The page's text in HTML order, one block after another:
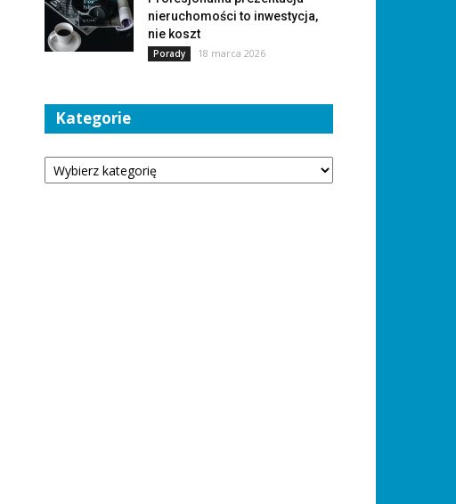
nieruchomości to inwestycja,
nie koszt
Porady 18 marca 2026
Kategorie
Kategorie